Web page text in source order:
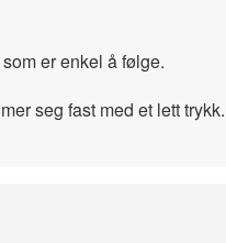
er enkel å følge.
seg fast med et lett